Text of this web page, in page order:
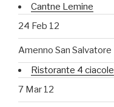
Cantne Lemine
24 Feb 12
Amenno San Salvatore
Ristorante 4 ciacole
7 Mar 12